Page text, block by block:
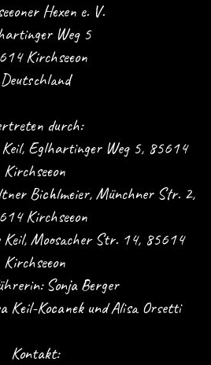
Hexen e. V.
Weg 5
Kirchseeon
Deutschland
durch:
Eglhartinger Weg 5, 85614
Kirchseeon
Bichlmeier, Münchner Str. 2,
Kirchseeon
Keil, Moosacher Str. 14, 85614
Kirchseeon
Sonja Berger
Keil-Kocanek und Alisa Orsetti
Kontakt: